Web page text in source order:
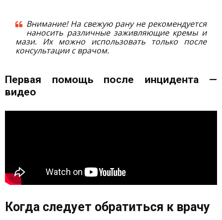
Внимание! На свежую рану не рекомендуется
наносить различные заживляющие кремы и
мази. Их можно использовать только после
консультации с врачом.
Первая помощь после инцидента —
видео
Когда следует обратиться к врачу